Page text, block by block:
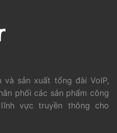
và sản xuất tổng đài VoIP,
phối các sản phẩm công
vực truyền thông cho